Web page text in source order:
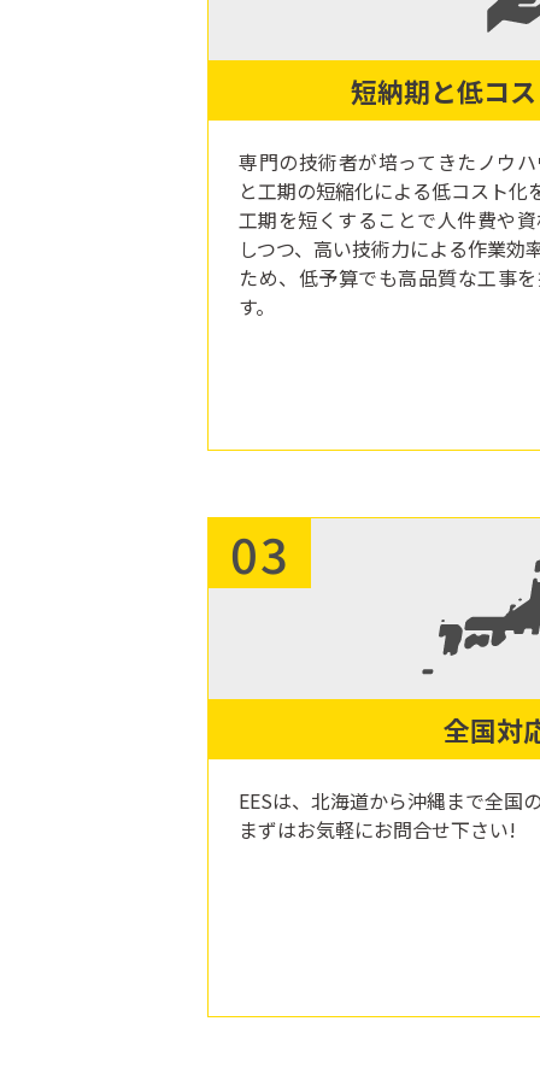
短納期と低コ
専門の技術者が培ってきたノウ
と工期の短縮化による低コスト化
工期を短くすることで人件費や
しつつ、高い技術力による作業効
ため、低予算でも高品質な工事
す。
03
全国対
EESは、北海道から沖縄まで全国
まずはお気軽にお問合せ下さい!